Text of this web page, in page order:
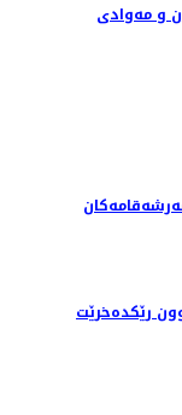
له‌ 3 تۆن خواردن و مه‌وادی
رێكده‌خرێت